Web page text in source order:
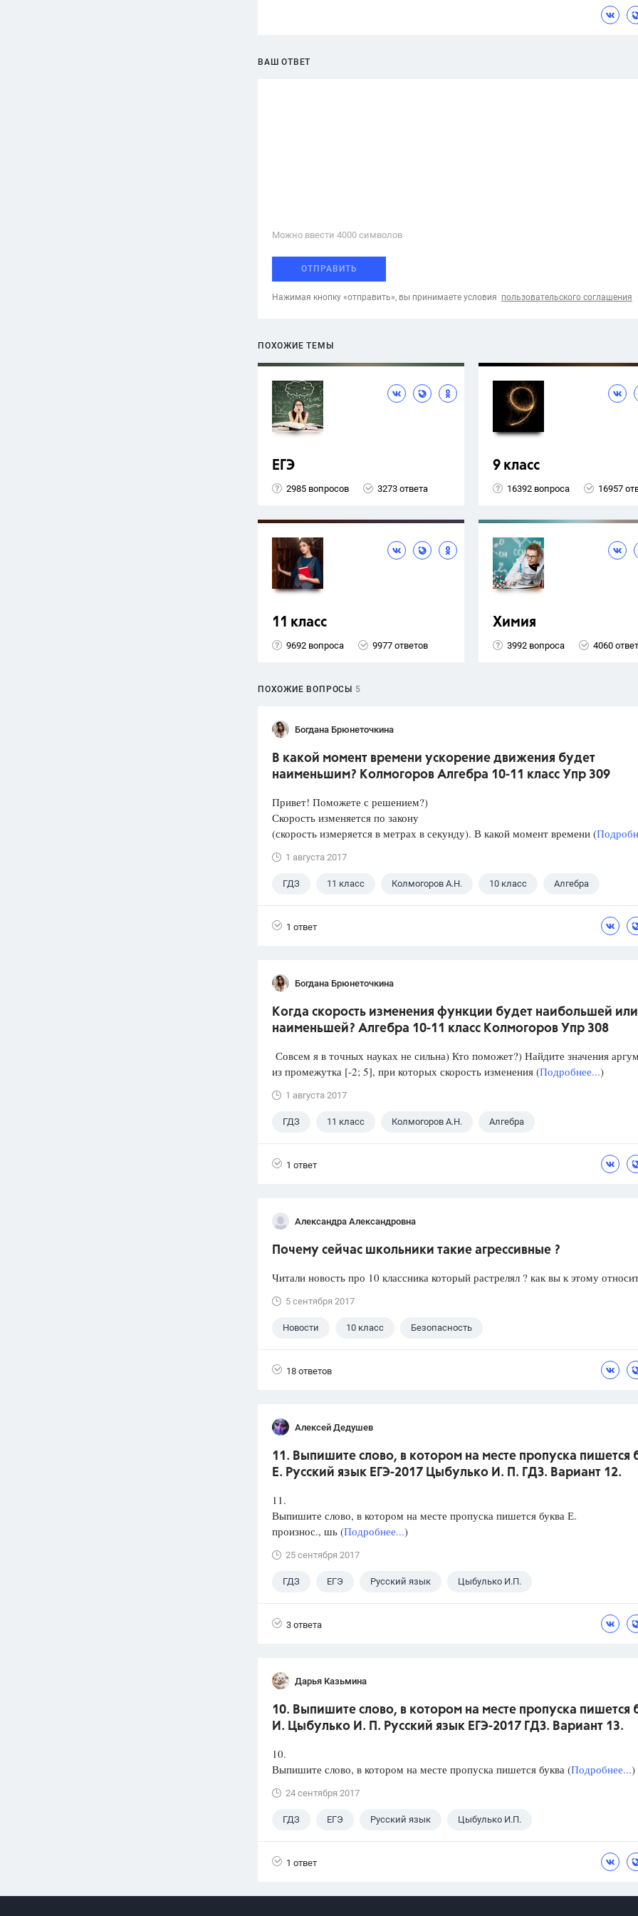
ВАШ ОТВЕТ
Можно ввести 4000 cимволов
ОТПРАВИТЬ
Нажимая кнопку «отправить», вы принимаете условия пользовательского соглашения
ПОХОЖИЕ ТЕМЫ
ЕГЭ
2985 вопросов 3273 ответа
9 класс
16392 вопроса 16957
11 класс
9692 вопроса 9977 ответов
Химия
3992 вопроса 4060
ПОХОЖИЕ ВОПРОСЫ 5
Богдана Брюнеточкина
В какой момент времени ускорение движения будет
наименьшим? Колмогоров Алгебра 10-11 класс Упр 309
Привет! Поможете с решением?)
Скорость изменяется по закону
(скорость измеряется в метрах в секунду). В какой момент времени (
1 августа 2017
ГДЗ 11 класс Колмогоров А.Н. 10 класс Алгебра
1 ответ
Богдана Брюнеточкина
Когда скорость изменения функции будет наибольшей или
наименьшей? Алгебра 10-11 класс Колмогоров Упр 308
Совсем я в точных науках не сильна) Кто поможет?) Найдите значения
из промежутка [-2; 5], при которых скорость изменения (Подробнее...)
1 августа 2017
ГДЗ 11 класс Колмогоров А.Н. Алгебра
1 ответ
Александра Александровна
Почему сейчас школьники такие агрессивные ?
Читали новость про 10 классника который растрелял ? как вы к этому
5 сентября 2017
Новости 10 класс Безопасность
18 ответов
Алексей Дедушев
11. Выпишите слово, в котором на месте пропуска пишется
Е. Русский язык ЕГЭ-2017 Цыбулько И. П. ГДЗ. Вариант 12.
11.
Выпишите слово, в котором на месте пропуска пишется буква Е.
произнос., шь (Подробнее...)
25 сентября 2017
ГДЗ ЕГЭ Русский язык Цыбулько И.П.
3 ответа
Дарья Казьмина
10. Выпишите слово, в котором на месте пропуска пишется
И. Цыбулько И. П. Русский язык ЕГЭ-2017 ГДЗ. Вариант 13.
10.
Выпишите слово, в котором на месте пропуска пишется буква (Подробнее...)
24 сентября 2017
ГДЗ ЕГЭ Русский язык Цыбулько И.П.
1 ответ